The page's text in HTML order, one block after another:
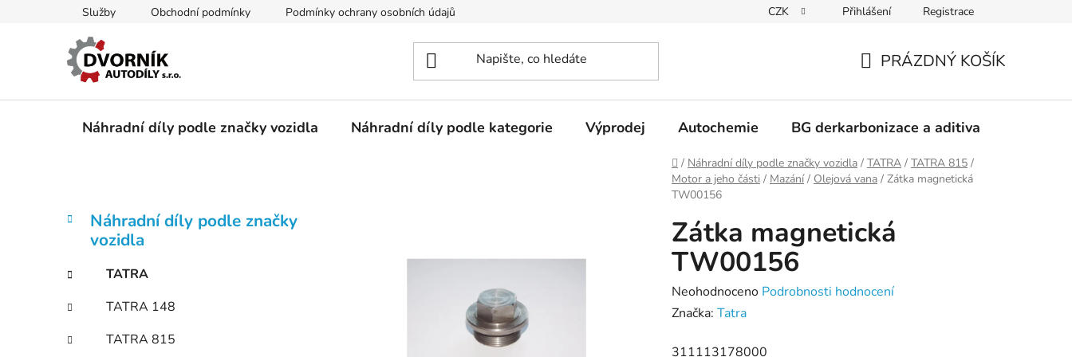
Služby Obchodní podmínky Podmínky ochrany osobních údajů CZK Přihlášení Registrace
KOŠÍK
PRÁZDNÝ KOŠÍK
Náhradní díly podle značky vozidla Náhradní díly podle kategorie Výprodej Autochemie BG derkarbonizace a aditiva
Domů
/ Náhradní díly podle značky vozidla / TATRA / TATRA 815 /
Motor a jeho části / Mazání / Olejová vana / Zátka magnetická
TW00156
P
t
a
n
Přeskočit
kategorie
K
a
g
r
i
e
Náhradní díly podle značky
vozidla
TATRA
TATRA 148
TATRA 815
Zátka magnetická
TW00156
Průměrné
hodnocení
Neohodnoceno Podrobnosti hodnocení
Značka: Tatra
311113178000